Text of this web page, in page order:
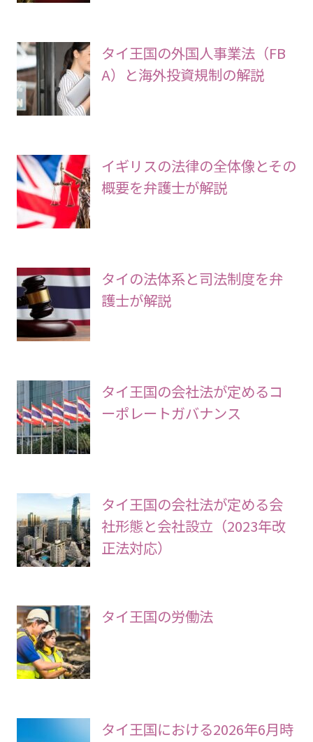
タイ王国の外国人事業法（FB
A）と海外投資規制の解説
イギリスの法律の全体像とその
概要を弁護士が解説
タイの法体系と司法制度を弁
護士が解説
タイ王国の会社法が定めるコ
ーポレートガバナンス
タイ王国の会社法が定める会
社形態と会社設立（2023年改
正法対応）
タイ王国の労働法
タイ王国における2026年6月時